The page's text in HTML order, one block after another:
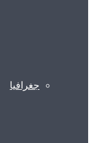
جغرافیا